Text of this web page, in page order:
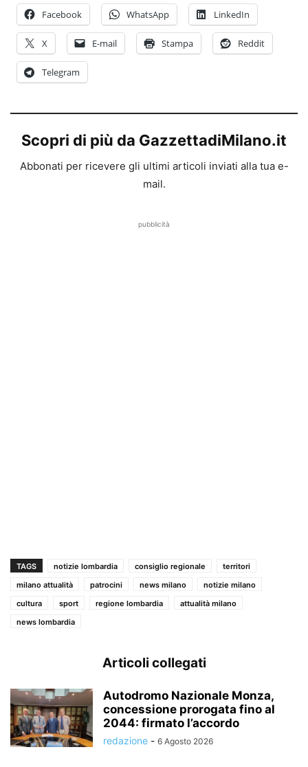
Facebook WhatsApp LinkedIn
X E-mail Stampa Reddit
Telegram
Scopri di più da GazzettadiMilano.it
Abbonati per ricevere gli ultimi articoli inviati alla tua e-
mail.
pubblicità
TAGS notizie lombardia consiglio regionale
territori
milano attualità
patrocini news milano
notizie milano
cultura
sport regione lombardia
attualità milano
news lombardia
Articoli collegati
Autodromo Nazionale Monza,
concessione prorogata fino al
2044: firmato l’accordo
redazione - 6 Agosto 2026